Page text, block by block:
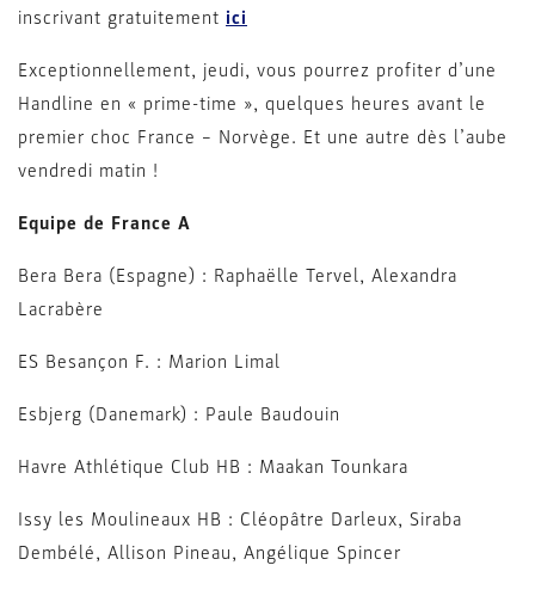
inscrivant gratuitement ici
Exceptionnellement, jeudi, vous pourrez profiter d’une
Handline en « prime-time », quelques heures avant le
premier choc France – Norvège. Et une autre dès l’aube
vendredi matin !
Equipe de France A
Bera Bera (Espagne) : Raphaëlle Tervel, Alexandra
Lacrabère
ES Besançon F. : Marion Limal
Esbjerg (Danemark) : Paule Baudouin
Havre Athlétique Club HB : Maakan Tounkara
Issy les Moulineaux HB : Cléopâtre Darleux, Siraba
Dembélé, Allison Pineau, Angélique Spincer